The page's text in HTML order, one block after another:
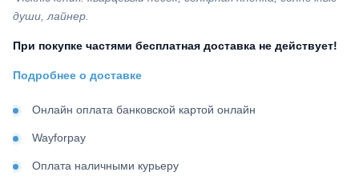
души, лайнер.
При покупке частями бесплатная доставка не действует!
Подробнее о доставке
Онлайн оплата банковской картой онлайн
Wayforpay
Оплата наличными курьеру